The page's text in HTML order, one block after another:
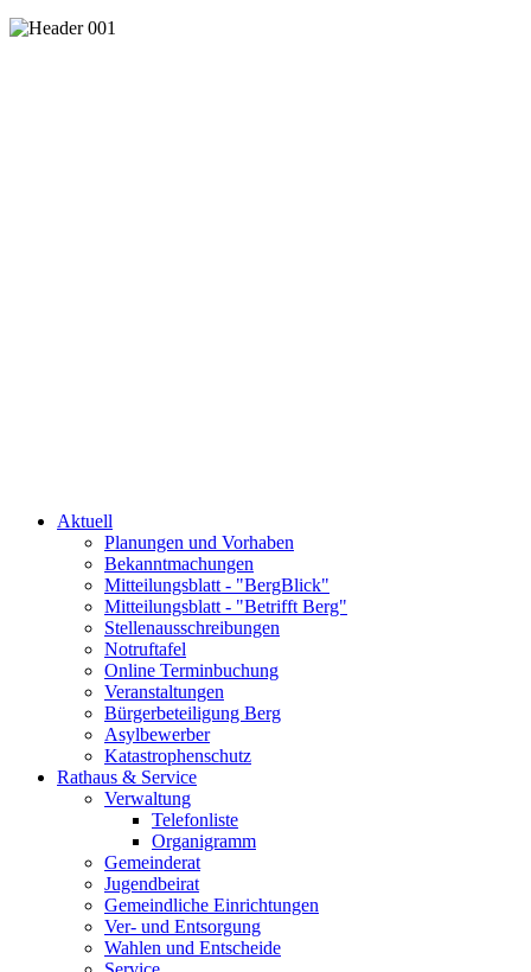
Aktuell
Planungen und Vorhaben
Bekanntmachungen
Mitteilungsblatt - "BergBlick"
Mitteilungsblatt - "Betrifft Berg"
Stellenausschreibungen
Notruftafel
Online Terminbuchung
Veranstaltungen
Bürgerbeteiligung Berg
Asylbewerber
Katastrophenschutz
Rathaus & Service
Verwaltung
Telefonliste
Organigramm
Gemeinderat
Jugendbeirat
Gemeindliche Einrichtungen
Ver- und Entsorgung
Wahlen und Entscheide